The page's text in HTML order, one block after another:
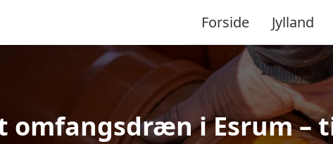
Forside Jylland
omfangsdræn i Esrum –